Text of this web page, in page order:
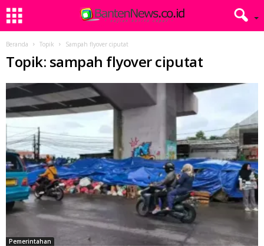
Beranda Topik Sampah flyover ciputat
Topik: sampah flyover ciputat
Pemerintahan